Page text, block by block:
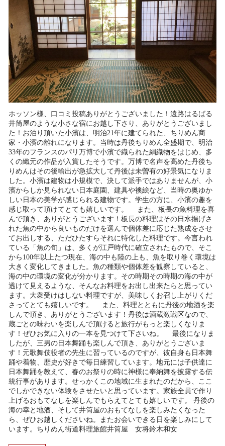
ホッソン様、口コミ投稿ありがとうございました！遠路はるばる
井筒屋のような小さな宿にお越し下さり、ありがとうございまし
た！お泊り頂いた小濱は、明治21年に建てられた、ちりめん商
家・小濱の離れになります。当時は丹後ちりめん全盛期で、明治
33年のフランスのパリ万博で小濱で織られた絹織物をはじめ、多
くの織元の作品が入賞したそうです。万博で名声を高めた丹後ち
りめんはその後輸出が急拡大して丹後は未曽有の好景気になりま
した。小濱は建物は小規模で、決して派手ではありませんが、小
濱からしか見られない日本庭園、建具や襖絵など、当時の奥ゆか
しい日本の美学が感じられる建物です。学生の方に、小濱の趣を
感じ取って頂けてとても嬉しいです。 また、板長の魚料理を喜
んで頂き、ありがとうございます！板長の料理はその日水揚げさ
れた魚の中から良いものだけを選んで個体差に応じた熟成をさせ
てお出しする、ただひたすらそれに特化した料理です。今言われ
ている「魚の旬」は、多くが江戸時代に確立されたもので、そこ
から100年以上たつ現在、海の中も陸の上も、魚を取り巻く環境は
大きく変化してきました。魚の種類や個体差を観察していると、
海の中の環境の変化が分かります。その時期その時期の海の中が
透けて見えるような、そんなお料理をお出し出来たらと思ってい
ます。大衆受けはしない料理ですが、美味しくお召し上がりくだ
さってとても嬉しいです。 また、料理とともに丹後の地酒を楽
しんで頂き、ありがとうございます！丹後は酒蔵激戦区なので、
蔵ごとの味わいを楽しんで頂けると旅行がもっと楽しくなりま
す！ぜひお気に入りの一本を見つけて下さいね。 最後になりま
したが、三男の日本舞踊も楽しんで頂き、ありがとうございま
す！元歌舞伎役者の先生に習っているのですが、彼自身も日本舞
踊や着物、歴史が好きで毎日練習しています。地元には子供達に
日本舞踊を教えて、春のお祭りの時に神様に奉納舞を披露する伝
統行事があります。せっかくこの地域に生まれたのだから、ここ
でしかできない体験をさせたいと思っています。家族全員で作り
上げるおもてなしを楽しんでもらえてとても嬉しいです。 丹後の
海の幸と地酒、そして井筒屋のおもてなしを楽しみたくなった
ら、ぜひお越しくださいね。またお会いできる日を楽しみにして
います。ちりめん街道料理旅館井筒屋 女将鈴木和女